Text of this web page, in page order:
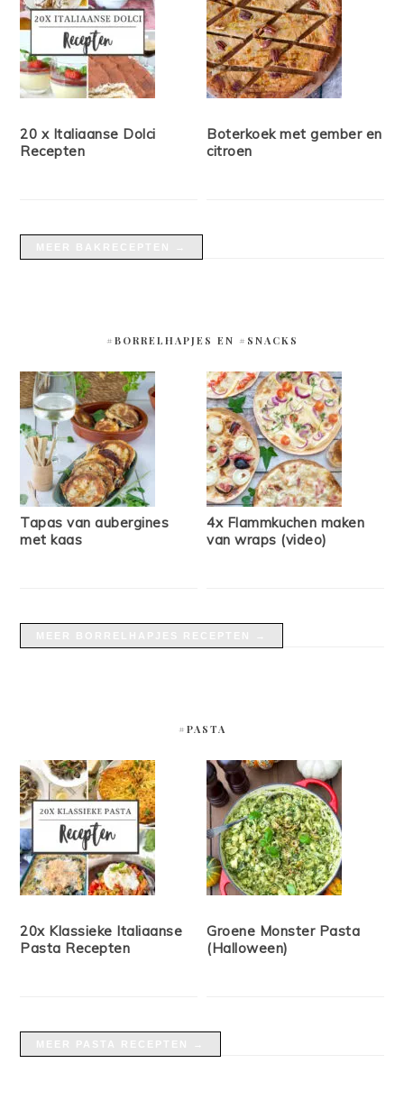
20 x Italiaanse Dolci
Recepten
Boterkoek met gember en
citroen
#BORRELHAPJES EN #SNACKS
Tapas van aubergines
met kaas
4x Flammkuchen maken
van wraps (video)
#PASTA
20x Klassieke Italiaanse
Pasta Recepten
Groene Monster Pasta
(Halloween)